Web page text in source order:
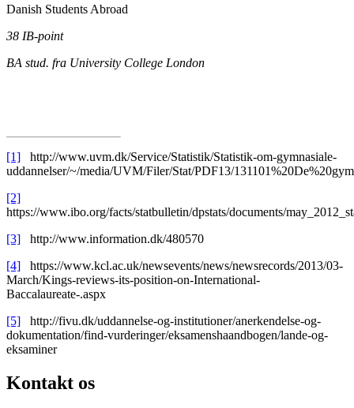
Danish Students Abroad
38 IB-point
BA stud. fra University College London
[1] http://www.uvm.dk/Service/Statistik/Statistik-om-gymnasiale-
uddannelser/~/media/UVM/Filer/Stat/PDF13/
[2]
https://www.ibo.org/facts/statbulletin/dpstats/documents/
[3] http://www.information.dk/480570
[4] https://www.kcl.ac.uk/newsevents/news/newsrecords/2013/03-
March/Kings-reviews-its-position-on-International-
Baccalaureate-.aspx
[5] http://fivu.dk/uddannelse-og-institutioner/anerkendelse-og-
dokumentation/find-vurderinger/eksamenshaandbogen/lande-og-
eksaminer
Kontakt os